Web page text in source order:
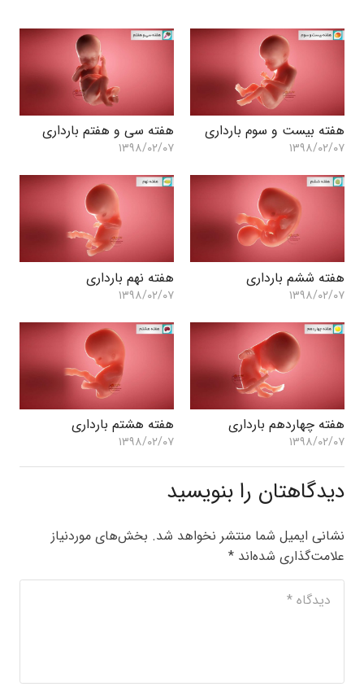
هفته بیست و سوم بارداری
۱۳۹۸/۰۲/۰۷
هفته سی و هفتم بارداری
۱۳۹۸/۰۲/۰۷
هفته ششم بارداری
۱۳۹۸/۰۲/۰۷
هفته نهم بارداری
۱۳۹۸/۰۲/۰۷
هفته چهاردهم بارداری
۱۳۹۸/۰۲/۰۷
هفته هشتم بارداری
۱۳۹۸/۰۲/۰۷
دیدگاهتان را بنویسید
نشانی ایمیل شما منتشر نخواهد شد. بخش‌های موردنیاز
علامت‌گذاری شده‌اند *